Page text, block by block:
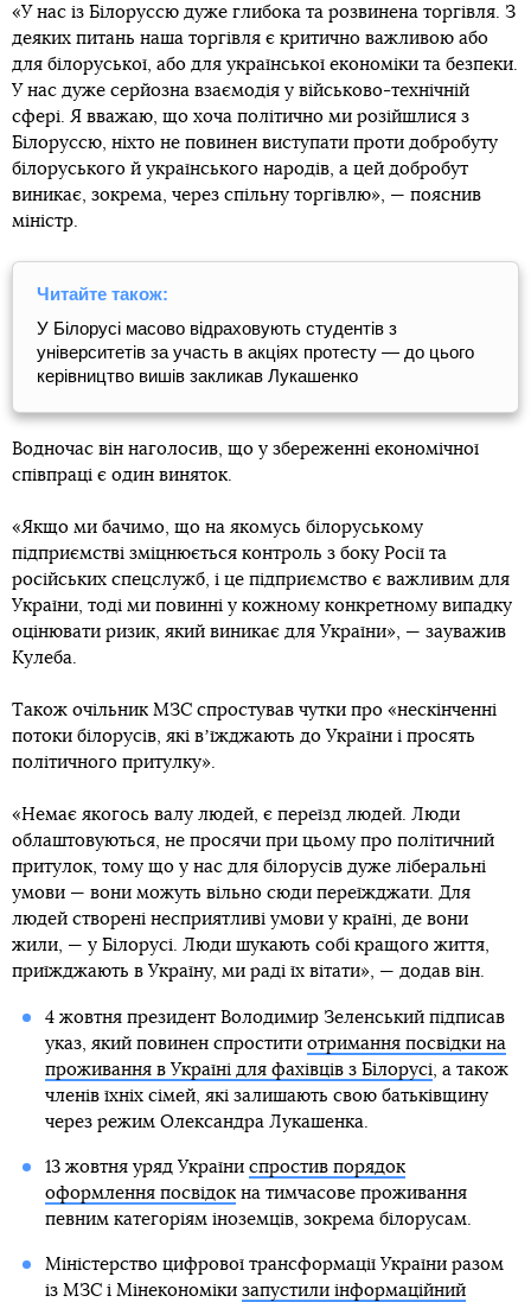
«У нас із Білоруссю дуже глибока та розвинена торгівля. З
деяких питань наша торгівля є критично важливою або
для білоруської, або для української економіки та безпеки.
У нас дуже серйозна взаємодія у військово-технічній
сфері. Я вважаю, що хоча політично ми розійшлися з
Білоруссю, ніхто не повинен виступати проти добробуту
білоруського й українського народів, а цей добробут
виникає, зокрема, через спільну торгівлю», — пояснив
міністр.
Читайте також:
У Білорусі масово відраховують студентів з
університетів за участь в акціях протесту — до цього
керівництво вишів закликав Лукашенко
Водночас він наголосив, що у збереженні економічної
співпраці є один виняток.
«Якщо ми бачимо, що на якомусь білоруському
підприємстві зміцнюється контроль з боку Росії та
російських спецслужб, і це підприємство є важливим для
України, тоді ми повинні у кожному конкретному випадку
оцінювати ризик, який виникає для України», — зауважив
Кулеба.
Також очільник МЗС спростував чутки про «нескінченні
потоки білорусів, які вʼїжджають до України і просять
політичного притулку».
«Немає якогось валу людей, є переїзд людей. Люди
облаштовуються, не просячи при цьому про політичний
притулок, тому що у нас для білорусів дуже ліберальні
умови — вони можуть вільно сюди переїжджати. Для
людей створені несприятливі умови у країні, де вони
жили, — у Білорусі. Люди шукають собі кращого життя,
приїжджають в Україну, ми раді їх вітати», — додав він.
4 жовтня президент Володимир Зеленський підписав
указ, який повинен спростити отримання посвідки на
проживання в Україні для фахівців з Білорусі , а також
членів їхніх сімей, які залишають свою батьківщину
через режим Олександра Лукашенка.
13 жовтня уряд України спростив порядок
оформлення посвідокна тимчасове проживання
певним категоріям іноземців, зокрема білорусам.
Міністерство цифрової трансформації України разом
із МЗС і Мінекономіки запустили інформаційний